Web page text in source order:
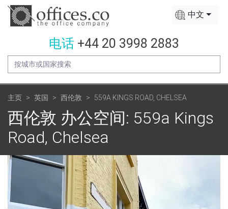
中文
电话 +44 20 3998 2883
主页 英国 西伦敦 559A KINGS ROAD, CHELSEA
西伦敦 办公空间: 559a Kings
Road, Chelsea